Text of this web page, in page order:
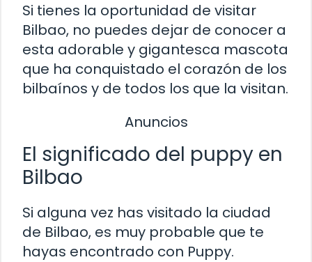
Si tienes la oportunidad de visitar
Bilbao, no puedes dejar de conocer a
esta adorable y gigantesca mascota
que ha conquistado el corazón de los
bilbaínos y de todos los que la visitan.
Anuncios
El significado del puppy en
Bilbao
Si alguna vez has visitado la ciudad
de Bilbao, es muy probable que te
hayas encontrado con Puppy.